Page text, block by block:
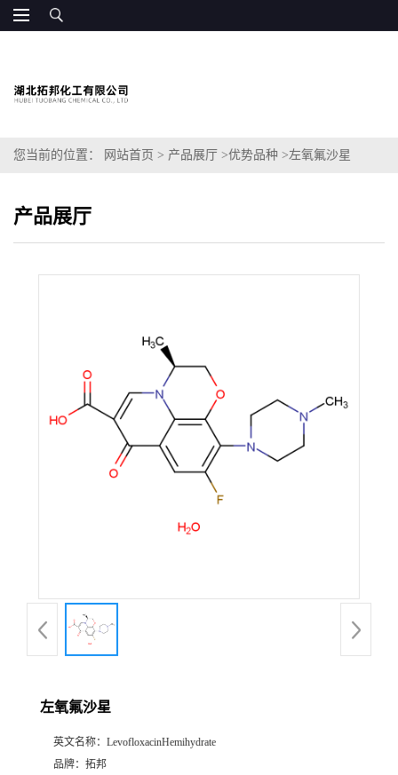
您当前的位置： 网站首页 > 产品展厅 >优势品种 >左氧氟沙星
产品展厅
左氧氟沙星
英文名称： LevofloxacinHemihydrate
品牌： 拓邦